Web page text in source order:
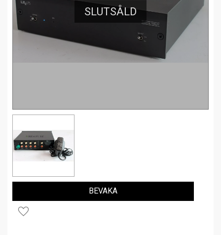
SLUTSÅLD
Lägg till i favoriter
BEVAKA